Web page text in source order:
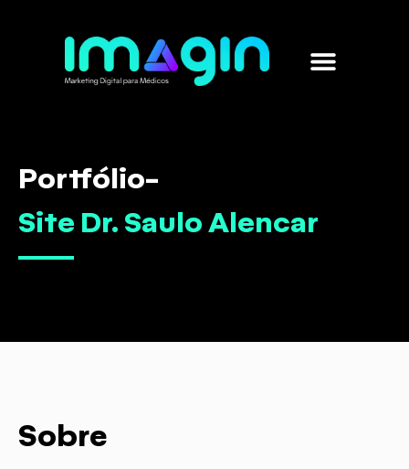
Portfólio-
Site Dr. Saulo Alencar
Sobre